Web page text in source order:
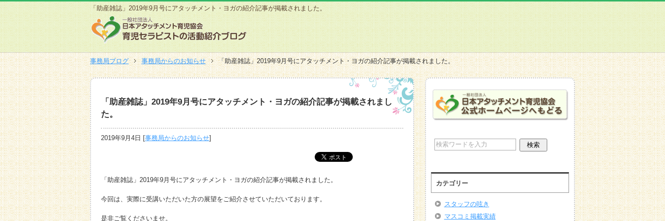
「助産雑誌」2019年9月号にアタッチメント・ヨガの紹介記事が掲載されました。
事務局ブログ 事務局からのお知らせ 「助産雑誌」2019年9月号にアタッチメント・ヨガの紹介記事が掲載されました。
「助産雑誌」2019年9月号にアタッチメント・ヨガの紹介記事が掲載されまし
た。
2019年9月4日 [事務局からのお知らせ]
「助産雑誌」2019年9月号にアタッチメント・ヨガの紹介記事が掲載されました。
今回は、実際に受講いただいた方の展望をご紹介させていただいております。
是非ご覧くださいませ。
カテゴリー
スタッフの呟き
マスコミ掲載実績